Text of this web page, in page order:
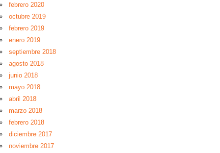
febrero 2020
octubre 2019
febrero 2019
enero 2019
septiembre 2018
agosto 2018
junio 2018
mayo 2018
abril 2018
marzo 2018
febrero 2018
diciembre 2017
noviembre 2017